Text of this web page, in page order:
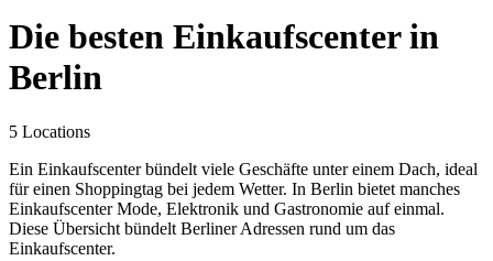
Die besten Einkaufscenter in
Berlin
5 Locations
Ein Einkaufscenter bündelt viele Geschäfte unter einem Dach, ideal
für einen Shoppingtag bei jedem Wetter. In Berlin bietet manches
Einkaufscenter Mode, Elektronik und Gastronomie auf einmal.
Diese Übersicht bündelt Berliner Adressen rund um das
Einkaufscenter.